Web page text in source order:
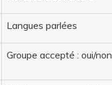
Langues parlées
Groupe accepté : oui/non